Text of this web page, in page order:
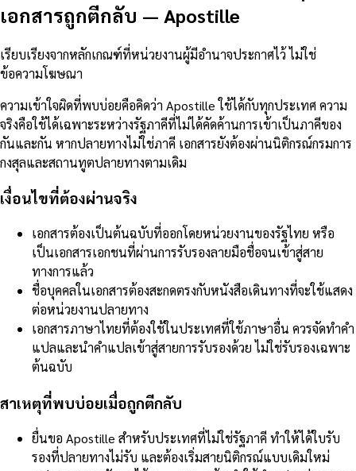
เอกสารถูกตีกลับ — Apostille
เรียบเรียงจากหลักเกณฑ์ที่หน่วยงานผู้มีอำนาจประกาศไว้ ไม่ใช่
ข้อความโฆษณา
ความเข้าใจผิดที่พบบ่อยคือคิดว่า Apostille ใช้ได้กับทุกประเทศ ความ
จริงคือใช้ได้เฉพาะระหว่างรัฐภาคีที่ไม่ได้คัดค้านการเข้าเป็นภาคีของ
กันและกัน หากปลายทางไม่ใช่ภาคี เอกสารยังต้องผ่านนิติกรณ์กรมการ
กงสุลและสถานทูตปลายทางตามเดิม
เงื่อนไขที่ต้องผ่านจริง
เอกสารต้องเป็นต้นฉบับที่ออกโดยหน่วยงานของรัฐไทย หรือ
เป็นเอกสารเอกชนที่ผ่านการรับรองลายมือชื่อจนเข้าสู่สาย
ทางการแล้ว
ชื่อบุคคลในเอกสารต้องสะกดตรงกับหนังสือเดินทางที่จะใช้แสดง
ต่อหน่วยงานปลายทาง
เอกสารภาษาไทยที่ต้องใช้ในประเทศที่ใช้ภาษาอื่น ควรจัดทำคำ
แปลและนำคำแปลเข้าสู่สายการรับรองด้วย ไม่ใช่รับรองเฉพาะ
ต้นฉบับ
สาเหตุที่พบบ่อยเมื่อถูกตีกลับ
ยื่นขอ Apostille สำหรับประเทศที่ไม่ใช่รัฐภาคี ทำให้ได้ใบรับ
รองที่ปลายทางไม่รับ และต้องเริ่มสายนิติกรณ์แบบเดิมใหม่